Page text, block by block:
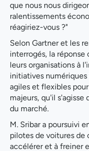
que nous nous
ralentissements
réagiriez-vous ?"
Selon Gartner et les
interrogés, la réponse
leurs organisations à
initiatives
agiles et flexibles
majeurs, qu'il
du marché.
M. Sribar a poursuivi
pilotes de voitures de
accélérer et à freiner